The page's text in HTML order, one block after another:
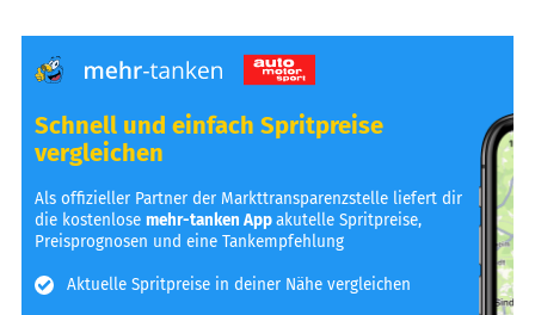
Schnell und einfach Spritpreise
vergleichen
Als offizieller Partner der Markttransparenzstelle liefert dir
die kostenlosemehr-tanken Appakutelle Spritpreise,
Preisprognosen und eine Tankempfehlung
Aktuelle Spritpreise in deiner Nähe vergleichen